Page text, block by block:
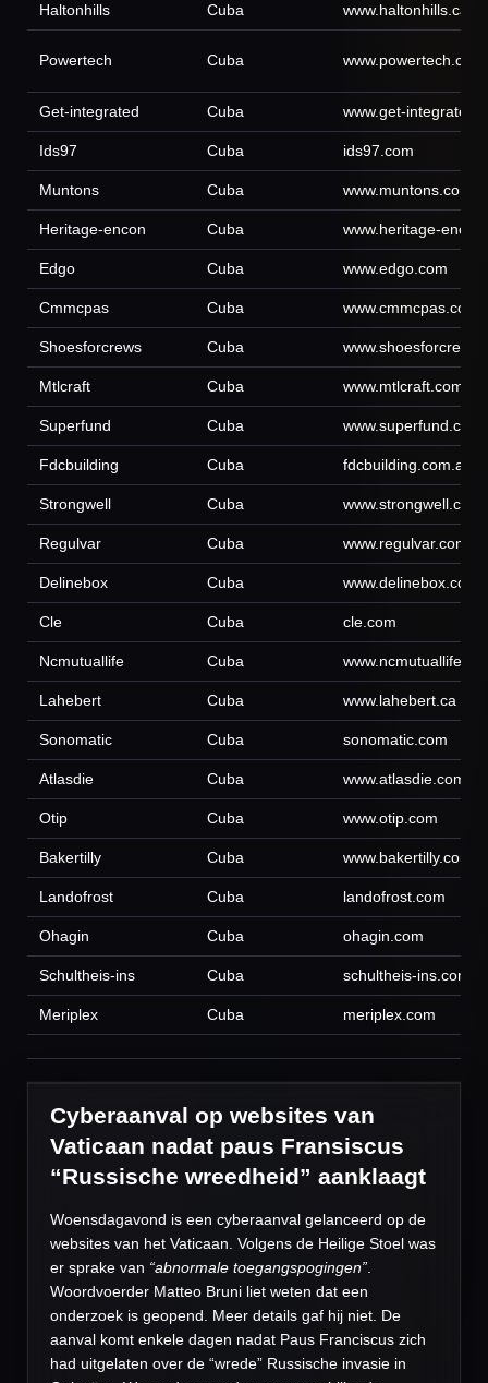
Haltonhills Cuba www.haltonhills.ca
Powertech Cuba www.powertech.co.kr
Get-integrated Cuba www.get-
Ids97 Cuba ids97.com
Muntons Cuba www.muntons.com
Heritage-encon Cuba www.heritage-
Edgo Cuba www.edgo.com
Cmmcpas Cuba www.cmmcpas.com
Shoesforcrews Cuba
Mtlcraft Cuba www.mtlcraft.com
Superfund Cuba www.superfund.com
Fdcbuilding Cuba fdcbuilding.com.au
Strongwell Cuba www.strongwell.com
Regulvar Cuba www.regulvar.com
Delinebox Cuba www.delinebox.com
Cle Cuba cle.com
Ncmutuallife Cuba
Lahebert Cuba www.lahebert.ca
Sonomatic Cuba sonomatic.com
Atlasdie Cuba www.atlasdie.com
Otip Cuba www.otip.com
Bakertilly Cuba www.bakertilly.com
Landofrost Cuba landofrost.com
Ohagin Cuba ohagin.com
Schultheis-ins Cuba schultheis-ins.com
Meriplex Cuba meriplex.com
Cyberaanval op websites van
Vaticaan nadat paus Fransiscus
“Russische wreedheid” aanklaagt
Woensdagavond is een cyberaanval gelanceerd op de
websites van het Vaticaan. Volgens de Heilige Stoel was
er sprake van “abnormale toegangspogingen”.
Woordvoerder Matteo Bruni liet weten dat een
onderzoek is geopend. Meer details gaf hij niet. De
aanval komt enkele dagen nadat Paus Franciscus zich
had uitgelaten over de “wrede” Russische invasie in